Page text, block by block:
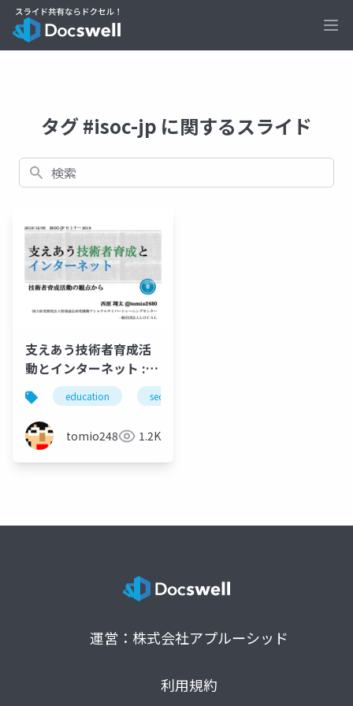
タグ #isoc-jp に関するスライド
検索
支えあう技術者育成活
動とインターネット :
技術者育成活動の観点
から
education security
tomio2480 1.2K
運営：株式会社アプルーシッド
利用規約